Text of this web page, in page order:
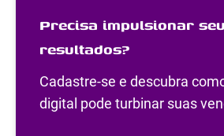
Precisa impulsionar
resultados?
Cadastre-se e descubra
digital pode turbinar suas